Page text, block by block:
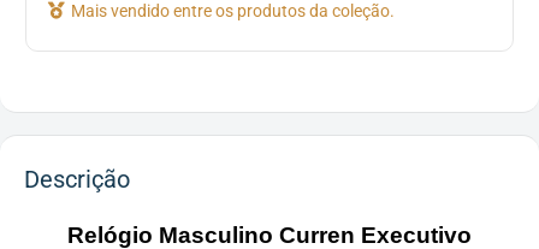
Mais vendido entre os produtos da coleção.
Descrição
Relógio Masculino Curren Executivo